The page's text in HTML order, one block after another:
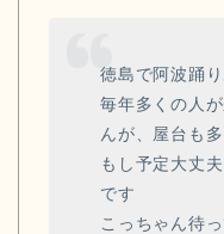
徳島で阿波踊
毎年多くの人
んが、屋台も
もし予定大丈
です
こっちゃん待